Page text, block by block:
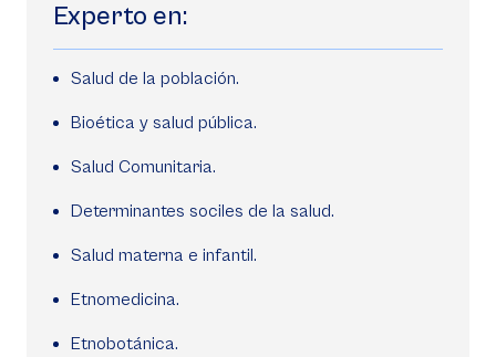
Experto en:
Salud de la población.
Bioética y salud pública.
Salud Comunitaria.
Determinantes sociles de la salud.
Salud materna e infantil.
Etnomedicina.
Etnobotánica.